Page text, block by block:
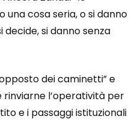
una cosa seria, o si danno
decide, si danno senza
dei caminetti” e
rinviarne l’operatività per
e i passaggi istituzionali